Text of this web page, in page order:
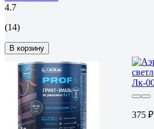
4.7
(14)
В корзину
375 ₽